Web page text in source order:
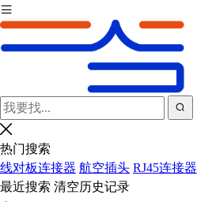
热门搜索
线对板连接器 航空插头 RJ45连接器
最近搜索 清空历史记录